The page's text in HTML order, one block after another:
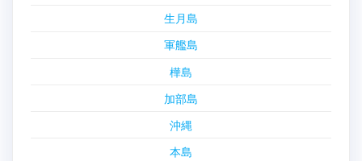
生月島
軍艦島
樺島
加部島
沖縄
本島